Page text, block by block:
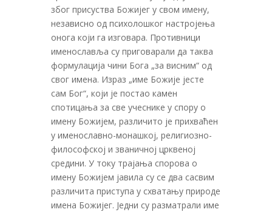
због присуства Божијег у свом имену,
независно од психолошког настројења
онога који га изговара. Противници
именославља су приговарали да таква
формулација чини Бога „за висним“ од
свог имена. Израз „име Божије јесте
сам Бог“, који је постао камен
спотицања за све учеснике у спору о
имену Божијем, различито је прихваћен
у именославно-монашкој, религиозно-
философској и званичној црквеној
средини. У току трајања спорова о
имену Божијем јавила су се два сасвим
различита приступа у схватању природе
имена Божијег. Једни су разматрали име